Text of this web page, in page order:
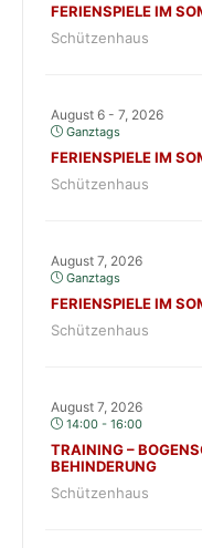
FERIENSPIELE IM
Schützenhaus
August 6 - 7, 2026
Ganztags
FERIENSPIELE IM
Schützenhaus
August 7, 2026
Ganztags
FERIENSPIELE IM
Schützenhaus
August 7, 2026
14:00 - 16:00
TRAINING –
EHINDERUNG
Schützenhaus